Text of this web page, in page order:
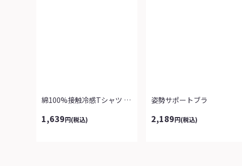
綿100%接触冷感Tシャツ よりどり2...
1,639円(税込)
姿勢サポートブラ
2,189円(税込)